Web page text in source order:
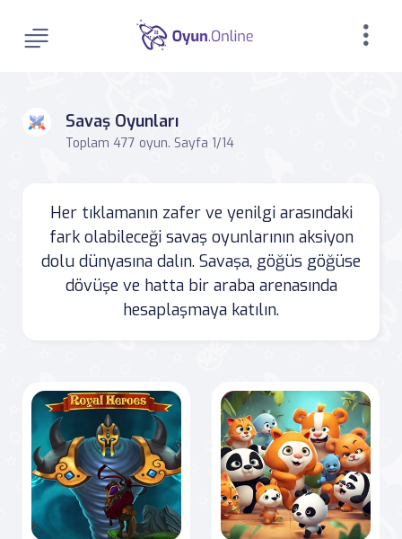
Savaş Oyunları
Toplam 477 oyun. Sayfa 1/14
Her tıklamanın zafer ve yenilgi arasındaki
fark olabileceği savaş oyunlarının aksiyon
dolu dünyasına dalın. Savaşa, göğüs göğüse
dövüşe ve hatta bir araba arenasında
hesaplaşmaya katılın.